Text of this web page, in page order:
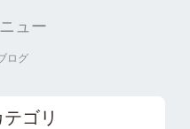
ュー
ログ
ゴリ